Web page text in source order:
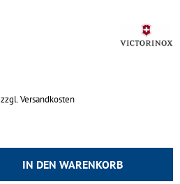
zzgl. Versandkosten
IN DEN WARENKORB